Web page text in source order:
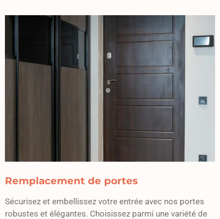
Remplacement de portes
Sécurisez et embellissez votre entrée avec nos portes
robustes et élégantes. Choisissez parmi une variété de